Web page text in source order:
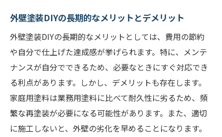
外壁塗装DIYの長期的なメリットとデメリット
外壁塗装DIYの長期的なメリットとしては、費用の節約
や自分で仕上げた達成感が挙げられます。特に、メンテ
ナンスが自分でできるため、必要なときにすぐ対応でき
る利点があります。しかし、デメリットも存在します。
家庭用塗料は業務用塗料に比べて耐久性に劣るため、頻
繁な再塗装が必要になる可能性があります。また、適切
に施工しないと、外壁の劣化を早めることになります。